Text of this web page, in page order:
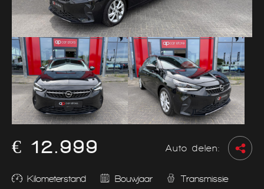
€ 12.999 Auto delen:
Kilometerstand Bouwjaar Transmissie